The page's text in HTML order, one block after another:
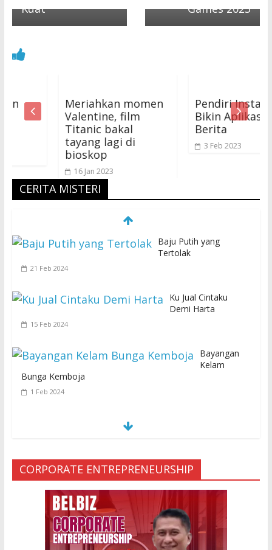
Kuat Games 2023
Meriahkan momen
Valentine, film
Titanic bakal
tayang lagi di
bioskop
16 Jan 2023
Pendiri Instagram
Bikin Aplikasi Baca
Berita
3 Feb 2023
CERITA MISTERI
Baju Putih yang
Tertolak
21 Feb 2024
Ku Jual Cintaku
Demi Harta
15 Feb 2024
Bayangan
Kelam
Bunga Kemboja
1 Feb 2024
29 Jan 2024
Ketakutan Setengah Mati setelah Main Jailangkung, 28
CORPORATE ENTREPRENEURSHIP